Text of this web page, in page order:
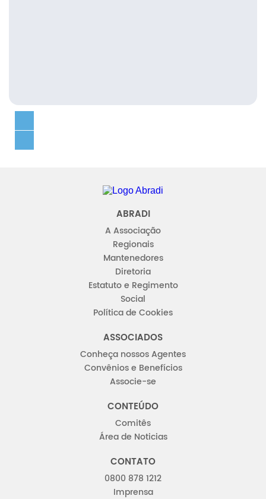
Abradi
ABRADI
A Associação
Regionais
Mantenedores
Diretoria
Estatuto e Regimento
Social
Política de Cookies
ASSOCIADOS
Conheça nossos Agentes
Convênios e Benefícios
Associe-se
CONTEÚDO
Comitês
Área de Noticias
CONTATO
0800 878 1212
Imprensa